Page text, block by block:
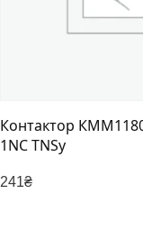
Контактор
1NC TNSy
241₴